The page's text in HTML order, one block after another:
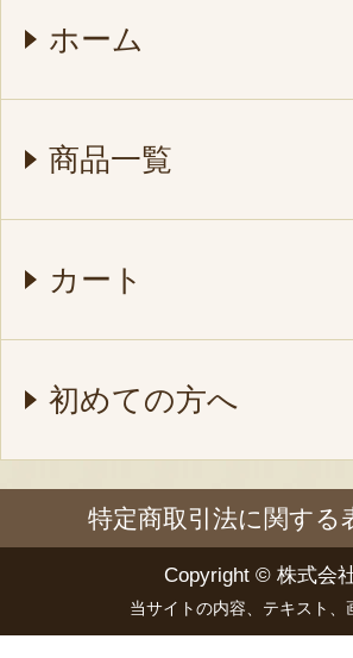
ホーム
商品一覧
カート
初めての方へ
特定商取引法に関する
Copyright © 株式会
当サイトの内容、テキスト